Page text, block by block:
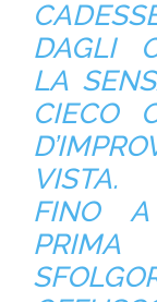
DAGLI
LA
CIECO
VISTA.
FINO